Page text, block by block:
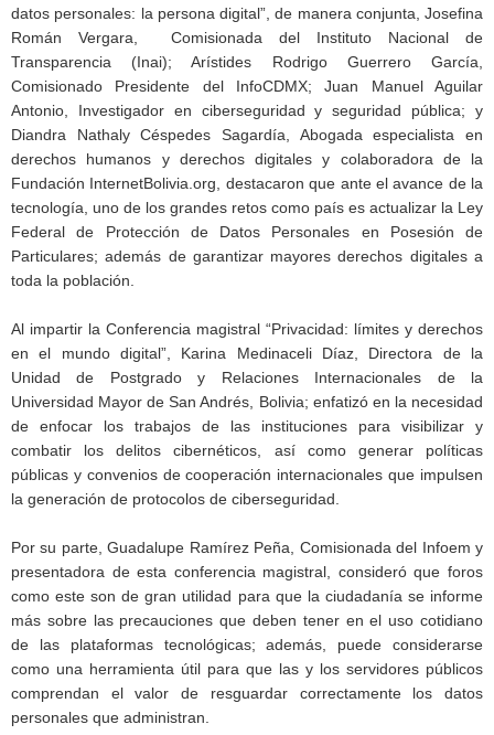
datos personales: la persona digital”, de manera conjunta, Josefina
Román Vergara, Comisionada del Instituto Nacional de
Transparencia (Inai); Arístides Rodrigo Guerrero García,
Comisionado Presidente del InfoCDMX; Juan Manuel Aguilar
Antonio, Investigador en ciberseguridad y seguridad pública; y
Diandra Nathaly Céspedes Sagardía, Abogada especialista en
derechos humanos y derechos digitales y colaboradora de la
Fundación InternetBolivia.org, destacaron que ante el avance de la
tecnología, uno de los grandes retos como país es actualizar la Ley
Federal de Protección de Datos Personales en Posesión de
Particulares; además de garantizar mayores derechos digitales a
toda la población.
Al impartir la Conferencia magistral “Privacidad: límites y derechos
en el mundo digital”, Karina Medinaceli Díaz, Directora de la
Unidad de Postgrado y Relaciones Internacionales de la
Universidad Mayor de San Andrés, Bolivia; enfatizó en la necesidad
de enfocar los trabajos de las instituciones para visibilizar y
combatir los delitos cibernéticos, así como generar políticas
públicas y convenios de cooperación internacionales que impulsen
la generación de protocolos de ciberseguridad.
Por su parte, Guadalupe Ramírez Peña, Comisionada del Infoem y
presentadora de esta conferencia magistral, consideró que foros
como este son de gran utilidad para que la ciudadanía se informe
más sobre las precauciones que deben tener en el uso cotidiano
de las plataformas tecnológicas; además, puede considerarse
como una herramienta útil para que las y los servidores públicos
comprendan el valor de resguardar correctamente los datos
personales que administran.